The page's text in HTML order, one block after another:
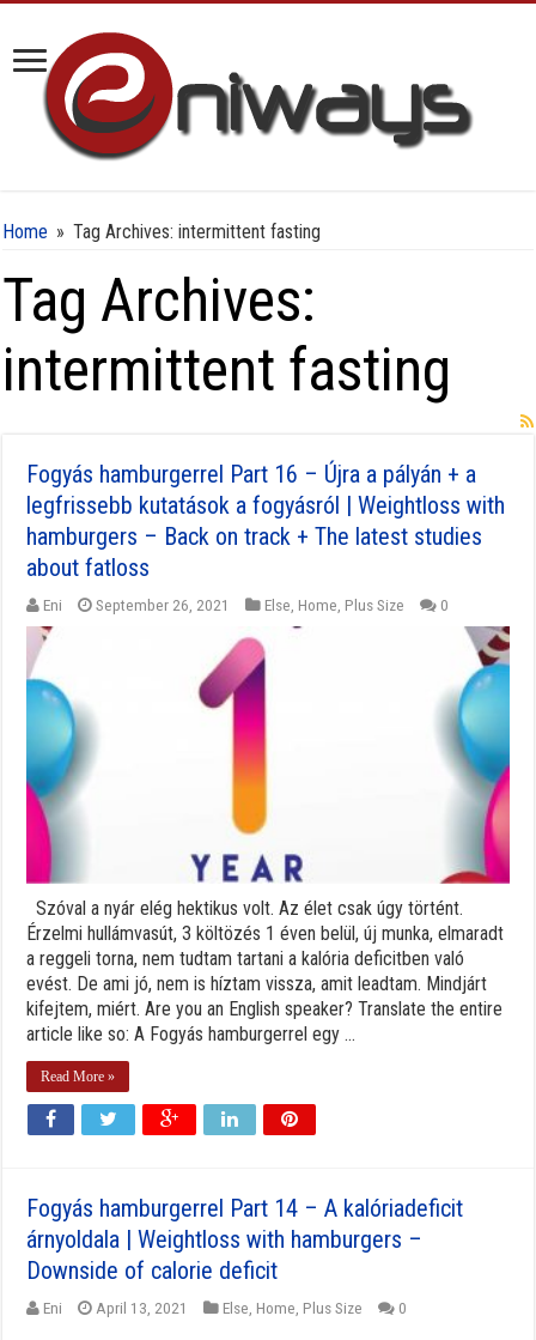
Home » Tag Archives: intermittent fasting
Tag Archives:
intermittent fasting
Fogyás hamburgerrel Part 16 – Újra a pályán + a
legfrissebb kutatások a fogyásról | Weightloss with
hamburgers – Back on track + The latest studies
about fatloss
Eni September 26, 2021 Else Home Plus Size 0
Szóval a nyár elég hektikus volt. Az élet csak úgy történt.
Érzelmi hullámvasút, 3 költözés 1 éven belül, új munka, elmaradt
a reggeli torna, nem tudtam tartani a kalória deficitben való
evést. De ami jó, nem is híztam vissza, amit leadtam. Mindjárt
kifejtem, miért. Are you an English speaker? Translate the entire
article like so: A Fogyás hamburgerrel egy ...
Read More »
Fogyás hamburgerrel Part 14 – A kalóriadeficit
árnyoldala | Weightloss with hamburgers –
Downside of calorie deficit
Eni April 13, 2021 Else Home Plus Size 0